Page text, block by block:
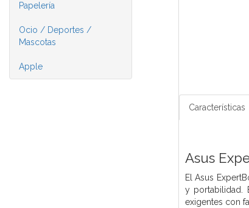
Papelería
Ocio / Deportes /
Mascotas
Apple
Características
Asus
El Asus
y portabilidad.
exigentes con